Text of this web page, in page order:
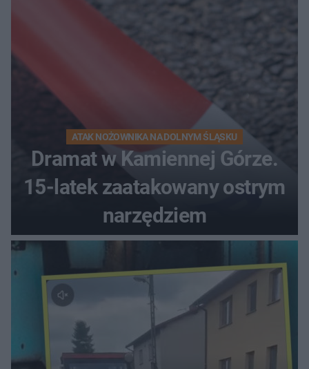
ATAK NOŻOWNIKA NA DOLNYM ŚLĄSKU
Dramat w Kamiennej Górze.
15-latek zaatakowany ostrym
narzędziem